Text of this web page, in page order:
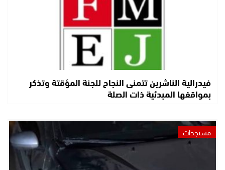
فيدرالية الناشرين تتمنى النجاح للجنة المؤقتة وتذكر
بمواقفها المبدئية ذات الصلة
مستجدات